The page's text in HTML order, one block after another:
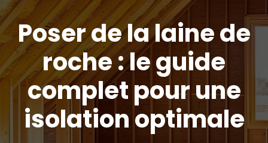
Poser de la laine de
roche : le guide
complet pour une
isolation optimale